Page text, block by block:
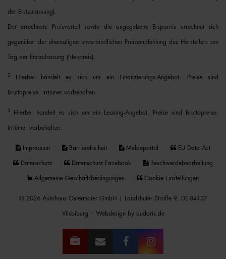
der Erstzulassung).
Der errechnete Preisvorteil sowie die angegebene Ersparnis errechnet sich
gegenüber der ehemaligen unverbindlichen Preisempfehlung des Herstellers am
Tag der Erstzulassung (Neupreis).
2 Hierbei handelt es sich um ein Finanzierungs-Angebot. Preise sind
Bruttopreise. Irrtümer vorbehalten.
3 Hierbei handelt es sich um ein Leasing-Angebot. Preise sind Bruttopreise.
Irrtümer vorbehalten.
Impressum Barrierefreiheit Meldeportal EU Data Act
Datenschutz Datenschutz Facebook Beschwerdebearbeitung
Allgemeine Geschäftsbedingungen Cookie Einstellungen
© 2026 Autohaus Ostermaier GmbH | Landshuter Straße 9, DE-84137
Vilsbiburg | Webdesign by audaris.de